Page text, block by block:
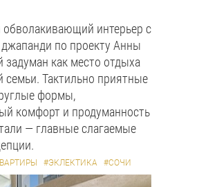
обволакивающий интерьер с
по проекту Анны
как место отдыха
семьи. Тактильно приятные
формы,
комфорт и продуманность
— главные слагаемые
#ЭКЛЕКТИКА #СОЧИ